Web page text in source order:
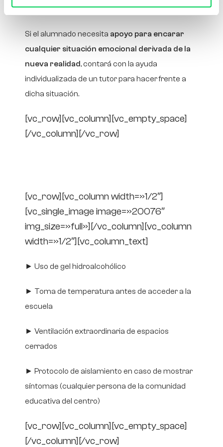
[/vc_column][/vc_row]
Si el alumnado necesita apoyo para encarar
cualquier situación emocional derivada de la
nueva realidad, contará con la ayuda
individualizada de un tutor para hacer frente a
dicha situación.
[vc_row][vc_column][vc_empty_space]
[/vc_column][/vc_row]
[vc_row][vc_column width=»1/2″]
[vc_single_image image=»20076″
img_size=»full»][/vc_column][vc_column
width=»1/2″][vc_column_text]
► Uso de gel hidroalcohólico
► Toma de temperatura antes de acceder a la
escuela
► Ventilación extraordinaria de espacios
cerrados
► Protocolo de aislamiento en caso de mostrar
síntomas (cualquier persona de la comunidad
educativa del centro)
[vc_row][vc_column][vc_empty_space]
[/vc_column][/vc_row]